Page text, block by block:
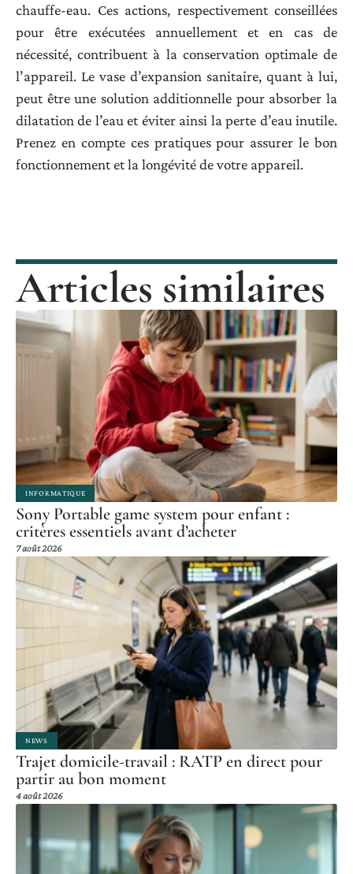
chauffe-eau. Ces actions, respectivement conseillées
pour être exécutées annuellement et en cas de
nécessité, contribuent à la conservation optimale de
l’appareil. Le vase d’expansion sanitaire, quant à lui,
peut être une solution additionnelle pour absorber la
dilatation de l’eau et éviter ainsi la perte d’eau inutile.
Prenez en compte ces pratiques pour assurer le bon
fonctionnement et la longévité de votre appareil.
Articles similaires
INFORMATIQUE
Sony Portable game system pour enfant :
critères essentiels avant d’acheter
7 août 2026
NEWS
Trajet domicile-travail : RATP en direct pour
partir au bon moment
4 août 2026